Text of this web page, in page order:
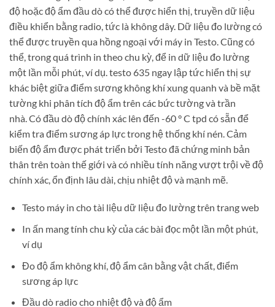
độ hoặc độ ẩm đầu dò có thể được hiển thị, truyền dữ liệu
điều khiển bằng radio, tức là không dây. Dữ liệu đo lường có
thể được truyền qua hồng ngoại với máy in Testo. Cũng có
thể, trong quá trình in theo chu kỳ, để in dữ liệu đo lường
một lần mỗi phút, ví dụ. testo 635 ngay lập tức hiển thị sự
khác biệt giữa điểm sương không khí xung quanh và bề mặt
tường khi phân tích độ ẩm trên các bức tường và trần
nhà. Có đầu dò độ chính xác lên đến -60 ° C tpd có sẵn để
kiểm tra điểm sương áp lực trong hệ thống khí nén. Cảm
biến độ ẩm được phát triển bởi Testo đã chứng minh bản
thân trên toàn thế giới và có nhiều tính năng vượt trội về độ
chính xác, ổn định lâu dài, chịu nhiệt độ và mạnh mẽ.
Testo máy in cho tài liệu dữ liệu đo lường trên trang web
In ấn mang tính chu kỳ của các bài đọc một lần một phút,
ví dụ
Đo độ ẩm không khí, độ ẩm cân bằng vật chất, điểm
sương áp lực
Đầu dò radio cho nhiệt độ và độ ẩm